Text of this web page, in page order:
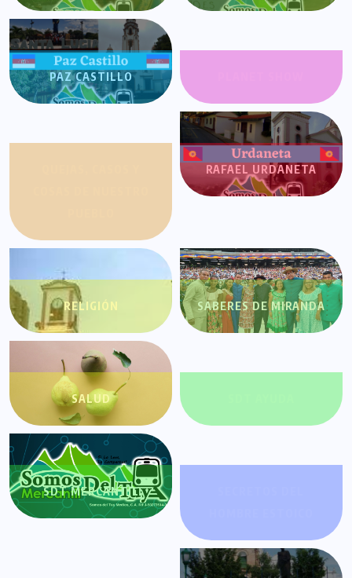
PAZ CASTILLO
RAFAEL URDANETA
RELIGIÓN SABERES DE MIRANDA
SALUD
SDT MERCANTIL